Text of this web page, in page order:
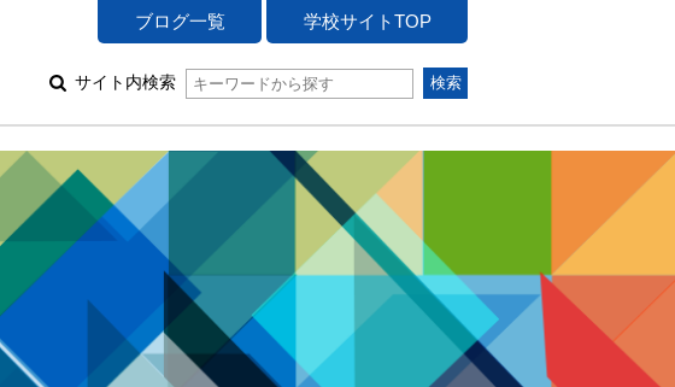
ブログ一覧 学校サイトTOP
サイト内検索